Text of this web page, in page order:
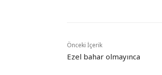
Önceki İçerik
Ezel bahar olmayınca